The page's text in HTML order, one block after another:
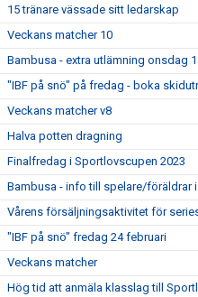
15 tränare vässade sitt ledarskap
Veckans matcher 10
Bambusa - extra utlämning onsdag
"IBF på snö" på fredag - boka
Veckans matcher v8
Halva potten dragning
Finalfredag i Sportlovscupen 2023
Bambusa - info till spelare/föräldrar
Vårens försäljningsaktivitet för
"IBF på snö" fredag 24 februari
Veckans matcher
Hög tid att anmäla klasslag till